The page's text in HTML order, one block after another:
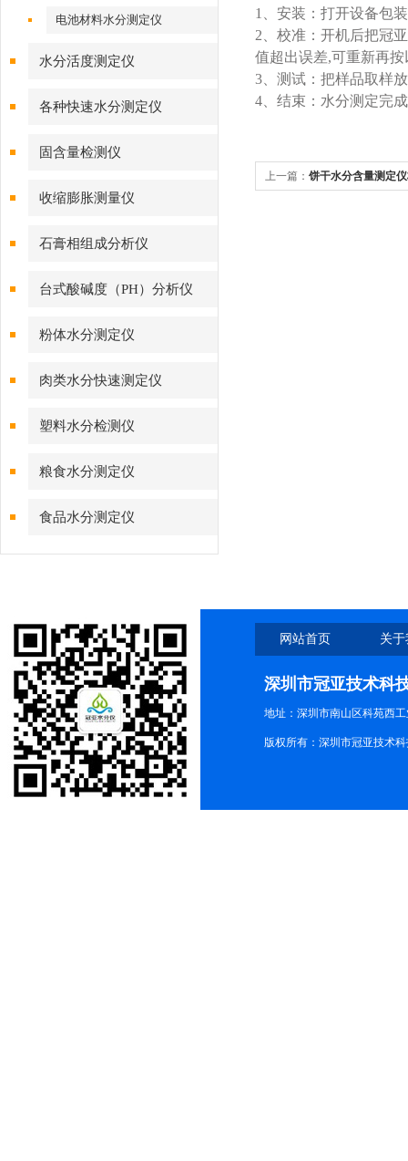
电池材料水分测定仪
水分活度测定仪
各种快速水分测定仪
固含量检测仪
收缩膨胀测量仪
石膏相组成分析仪
台式酸碱度（PH）分析仪
粉体水分测定仪
肉类水分快速测定仪
塑料水分检测仪
粮食水分测定仪
食品水分测定仪
1、安装：打开设备包
2、校准：开机后把冠
值超出误差,可重新再
3、测试：把样品取样
4、结束：水分测定完
上一篇： 饼干水分含量测定
网站首页 关
深圳市冠亚技术科
地址：深圳市南山区科苑西
版权所有：深圳市冠亚技术